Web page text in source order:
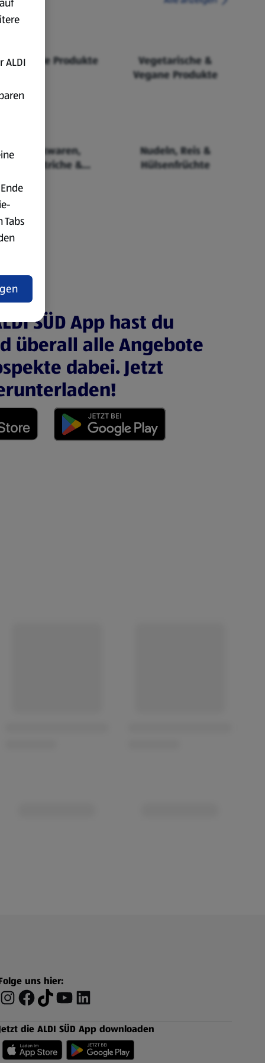
Fairtrade Produkte
Vegetarische &
Vegane Produkte
Backwaren,
Aufstriche &
Nudeln, Reis &
Hülsenfrüchte
SÜD App hast du
überall alle Angebote
dabei. Jetzt
uns hier:
die ALDI SÜD App downloaden
ALDI